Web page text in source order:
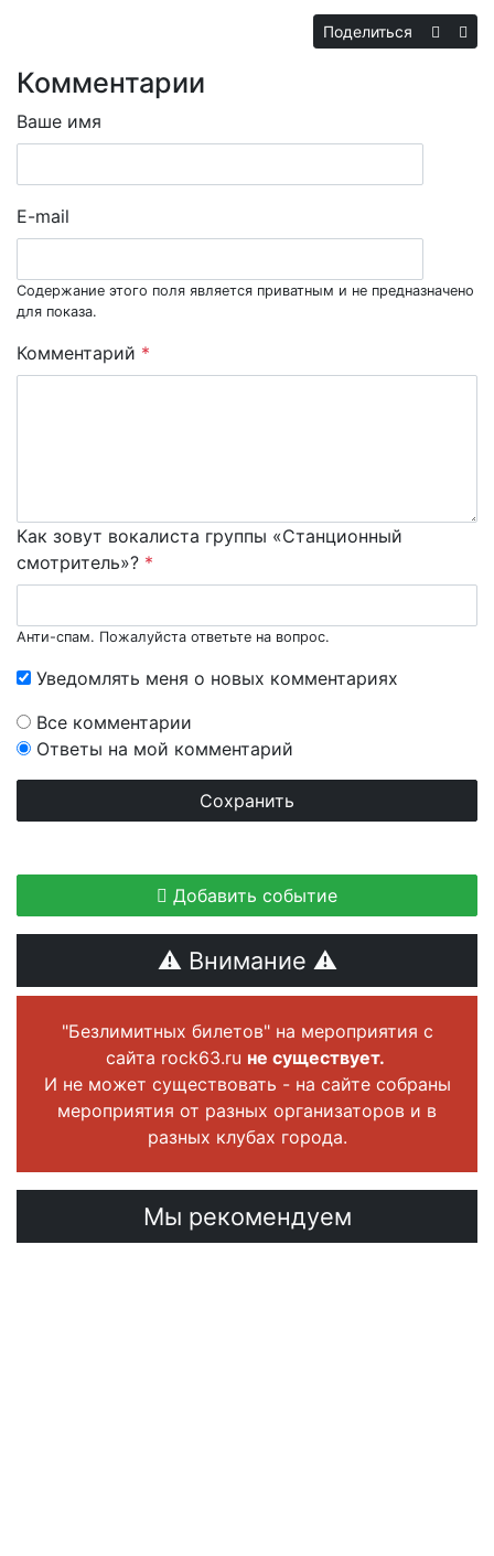
Поделиться
Комментарии
Ваше имя
E-mail
Содержание этого поля является приватным и не предназначено
для показа.
Комментарий *
Как зовут вокалиста группы «Станционный
смотритель»? *
Анти-спам. Пожалуйста ответьте на вопрос.
Уведомлять меня о новых комментариях
Все комментарии
Ответы на мой комментарий
Добавить событие
⚠ Внимание ⚠
"Безлимитных билетов" на мероприятия с
сайта rock63.ru не существует.
И не может существовать - на сайте собраны
мероприятия от разных организаторов и в
разных клубах города.
Мы рекомендуем